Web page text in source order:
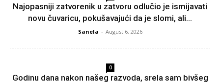
Najopasniji zatvorenik u zatvoru odlučio je ismijavati
novu čuvaricu, pokušavajući da je slomi, ali...
Sanela - August 6, 2026
0
Godinu dana nakon našeg razvoda, srela sam bivšeg